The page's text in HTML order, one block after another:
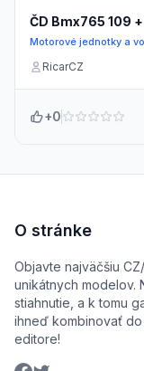
ČD Bmx765 109 +
Motorové jednotky a
RicarCZ
+0
O stránke
Objavte najväčšiu
unikátnych modelov.
stiahnutie, a k tomu
ihneď kombinovať
editore!